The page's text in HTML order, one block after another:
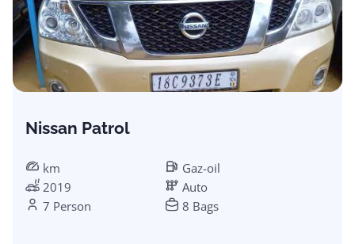
Nissan Patrol
km
Gaz-oil
2019
Auto
7 Person
8 Bags